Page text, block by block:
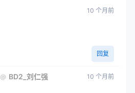
10 个月前
回复
@ BD2_刘仁强 10 个月前